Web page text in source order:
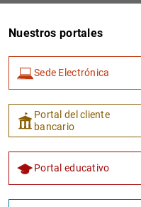
Nuestros portales
Sede Electrónica
Portal del cliente
bancario
Portal educativo